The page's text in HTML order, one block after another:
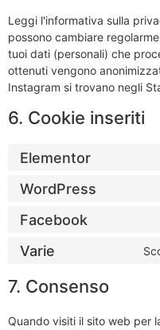
Leggi l'informativa sulla
possono cambiare
tuoi dati (personali) che
ottenuti vengono
Instagram si trovano negli
6. Cookie inseriti
Elementor
WordPress
Facebook
Varie
7. Consenso
Quando visiti il sito web per